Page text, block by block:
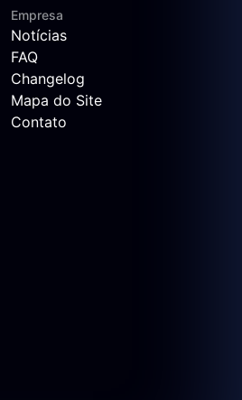
Empresa
Notícias
FAQ
Changelog
Mapa do Site
Contato